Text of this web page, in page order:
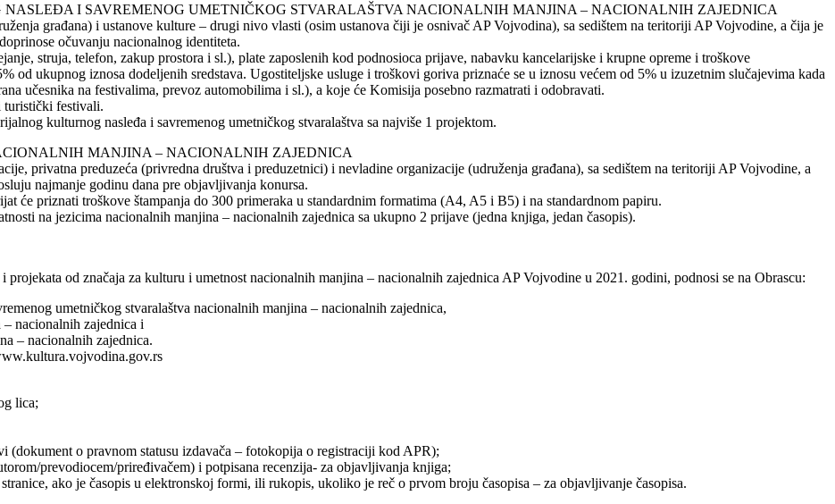
NASLEĐA I SAVREMENOG UMETNIČKOG STVARALAŠTVA NACIONALNIH MANJINA – NACIONALNIH ZAJEDNICA
građana) i ustanove kulture – drugi nivo vlasti (osim ustanova čiji je osnivač AP Vojvodina), sa sedištem na teritoriji AP Vojvodine, a čija je
očuvanju nacionalnog identiteta.
struja, telefon, zakup prostora i sl.), plate zaposlenih kod podnosioca prijave, nabavku kancelarijske i krupne opreme i troškove
od ukupnog iznosa dodeljenih sredstava. Ugostiteljske usluge i troškovi goriva priznaće se u iznosu većem od 5% u izuzetnim slučajevima kada
učesnika na festivalima, prevoz automobilima i sl.), a koje će Komisija posebno razmatrati i odobravati.
turistički festivali.
kulturnog nasleđa i savremenog umetničkog stvaralaštva sa najviše 1 projektom.
MANJINA – NACIONALNIH ZAJEDNICA
privatna preduzeća (privredna društva i preduzetnici) i nevladine organizacije (udruženja građana), sa sedištem na teritoriji AP Vojvodine, a
najmanje godinu dana pre objavljivanja konursa.
će priznati troškove štampanja do 300 primeraka u standardnim formatima (A4, A5 i B5) i na standardnom papiru.
na jezicima nacionalnih manjina – nacionalnih zajednica sa ukupno 2 prijave (jedna knjiga, jedan časopis).
od značaja za kulturu i umetnost nacionalnih manjina – nacionalnih zajednica AP Vojvodine u 2021. godini, podnosi se na Obrascu:
umetničkog stvaralaštva nacionalnih manjina – nacionalnih zajednica,
nacionalnih zajednica i
– nacionalnih zajednica.
lica;
(dokument o pravnom statusu izdavača – fotokopija o registraciji kod APR);
prevodiocem/priređivačem) i potpisana recenzija- za objavljivanja knjiga;
ako je časopis u elektronskoj formi, ili rukopis, ukoliko je reč o prvom broju časopisa – za objavljivanje časopisa.